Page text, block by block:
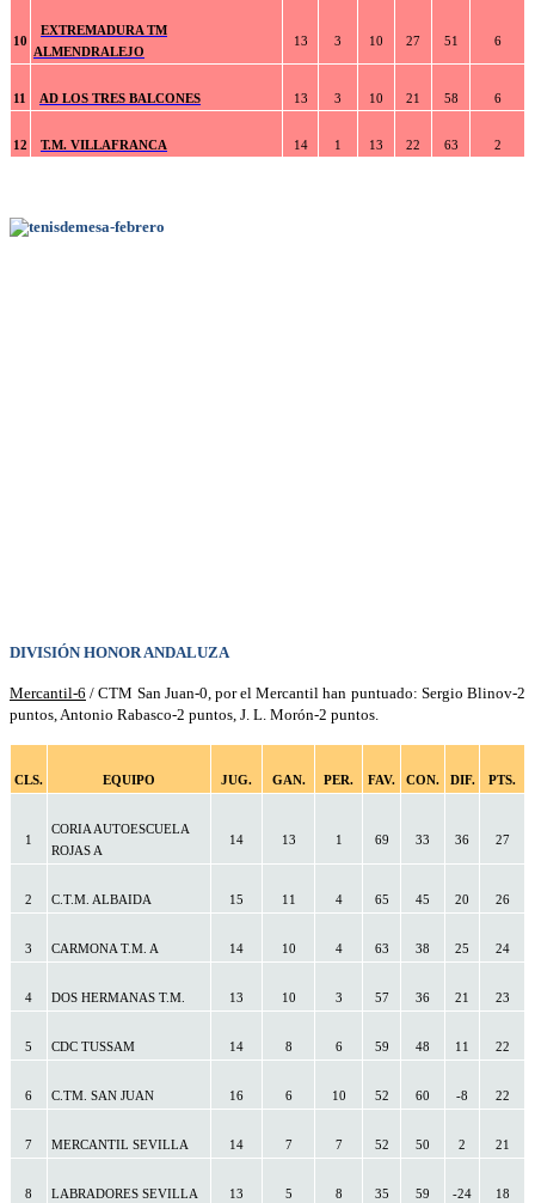
10
EXTREMADURA TM
ALMENDRALEJO
13 3 10 27 51 6
11 AD LOS TRES BALCONES 13 3 10 21 58 6
12 T.M. VILLAFRANCA 14 1 13 22 63 2
DIVISIÓN HONOR ANDALUZA
Mercantil-6 / CTM San Juan-0, por el Mercantil han puntuado: Sergio Blinov-2
puntos, Antonio Rabasco-2 puntos, J. L. Morón-2 puntos.
CLS. EQUIPO JUG. GAN. PER. FAV. CON. DIF. PTS.
1
CORIA AUTOESCUELA
ROJAS A
14 13 1 69 33 36 27
2 C.T.M. ALBAIDA 15 11 4 65 45 20 26
3 CARMONA T.M. A 14 10 4 63 38 25 24
4 DOS HERMANAS T.M. 13 10 3 57 36 21 23
5 CDC TUSSAM 14 8 6 59 48 11 22
6 C.TM. SAN JUAN 16 6 10 52 60 -8 22
7 MERCANTIL SEVILLA 14 7 7 52 50 2 21
8 LABRADORES SEVILLA 13 5 8 35 59 -24 18